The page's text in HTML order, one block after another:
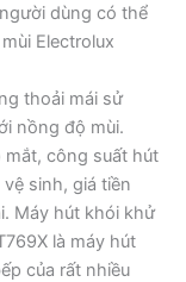
dùng có thể
Electrolux
thoải mái sử
nồng độ mùi.
công suất hút
sinh, giá tiền
Máy hút khói khử
là máy hút
của rất nhiều